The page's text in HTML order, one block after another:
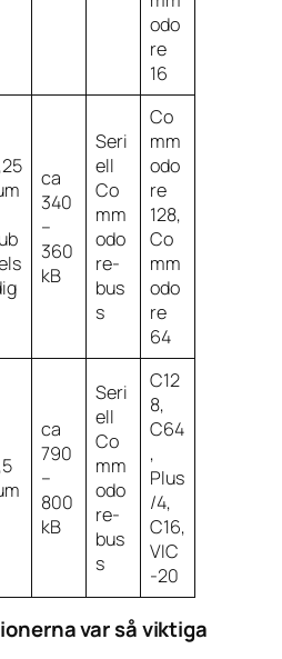
odo
re
16
ca
340
–
360
kB
Seri
ell
Co
mm
odo
re-
bus
s
Co
mm
odo
re
128,
Co
mm
odo
re
64
ca
790
–
800
kB
Seri
ell
Co
mm
odo
re-
bus
s
C12
8,
C64
,
Plus
/4,
C16,
VIC
-20
var så viktiga